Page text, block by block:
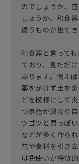
のでしょうか、
しょうか。和食
違うものが出てき
和食器と言って
ており、見ただ
あります。例え
薬をかけず土を
どを模様にして
つ景色が異なり
ツゴツと男っぽ
などが多く作ら
花や食材を引き
は色使いが特徴